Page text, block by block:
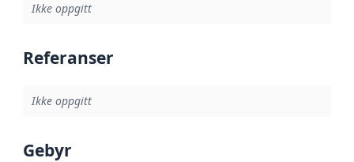
Ikke oppgitt
Referanser
Ikke oppgitt
Gebyr